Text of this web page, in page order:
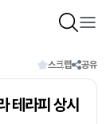
스크랩 공유
테라피 상시